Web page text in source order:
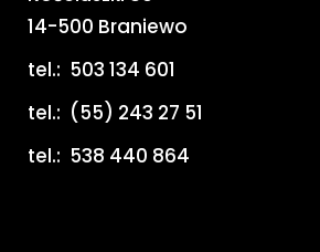
14-500 Braniewo
tel.: 503 134 601
tel.: (55) 243 27 51
tel.: 538 440 864